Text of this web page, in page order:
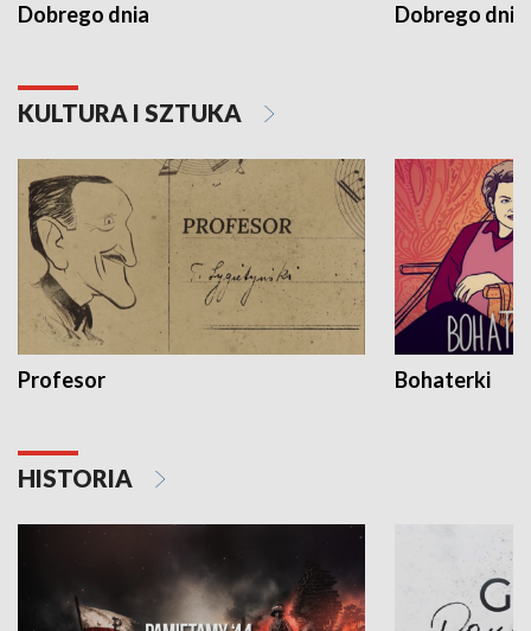
Dobrego dnia Dobrego dnia
KULTURA I SZTUKA
Profesor Bohaterki
HISTORIA